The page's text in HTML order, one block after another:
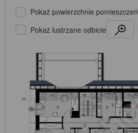
Pokaż powierzchnie pomieszczeń
Pokaż lustrzane odbicie